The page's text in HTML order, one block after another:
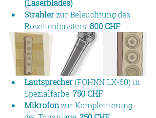
(Laserblades)
Strahler zur Beleuchtung des
Rosettenfensters: 800 CHF
Lautsprecher (FOHNN LX-60) in
Spezialfarbe: 750 CHF
Mikrofon zur Komplettierung